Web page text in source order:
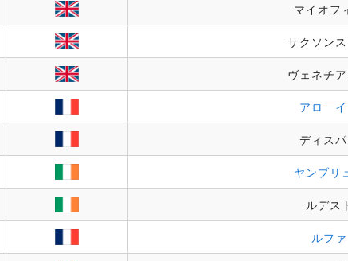
マイオフ
サクソン
ヴェネチ
アロー
ディス
ヤンブリ
ルデス
ルフ